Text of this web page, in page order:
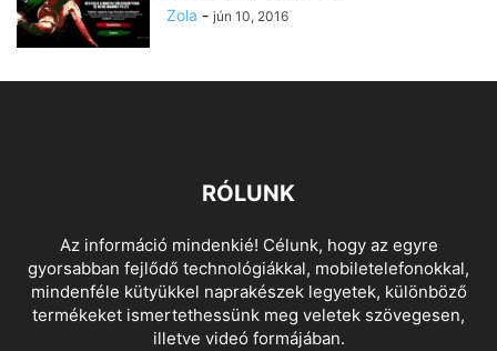
Zola - jún 10, 2016
RÓLUNK
Az információ mindenkié! Célunk, hogy az egyre
gyorsabban fejlődő technológiákkal, mobiletelefonokkal,
mindenféle kütyükkel naprakészek legyetek, különböző
termékeket ismertethessünk meg veletek szövegesen,
illetve videó formájában.